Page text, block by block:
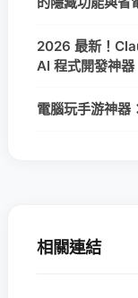
2026 最新！
AI 程式開發神器
電腦玩手游神
相關連結